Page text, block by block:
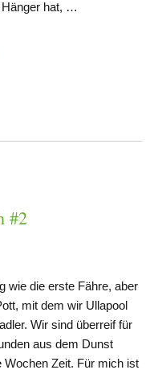
Hänger hat, …
#2
wie die erste Fähre, aber
mit dem wir Ullapool
Wir sind überreif für
aus dem Dunst
Wochen Zeit. Für mich ist